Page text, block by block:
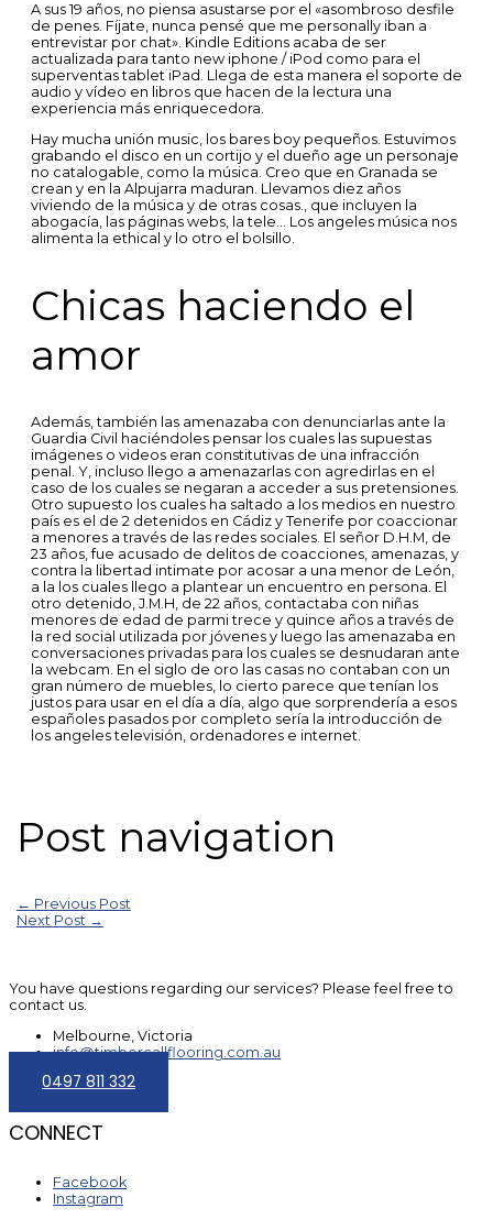
A sus 19 años, no piensa asustarse por el «asombroso desfile
de penes. Fíjate, nunca pensé que me personally iban a
entrevistar por chat». Kindle Editions acaba de ser
actualizada para tanto new iphone / iPod como para el
superventas tablet iPad. Llega de esta manera el soporte de
audio y vídeo en libros que hacen de la lectura una
experiencia más enriquecedora.
Hay mucha unión music, los bares boy pequeños. Estuvimos
grabando el disco en un cortijo y el dueño age un personaje
no catalogable, como la música. Creo que en Granada se
crean y en la Alpujarra maduran. Llevamos diez años
viviendo de la música y de otras cosas., que incluyen la
abogacía, las páginas webs, la tele… Los angeles música nos
alimenta la ethical y lo otro el bolsillo.
Chicas haciendo el
amor
Además, también las amenazaba con denunciarlas ante la
Guardia Civil haciéndoles pensar los cuales las supuestas
imágenes o videos eran constitutivas de una infracción
penal. Y, incluso llego a amenazarlas con agredirlas en el
caso de los cuales se negaran a acceder a sus pretensiones.
Otro supuesto los cuales ha saltado a los medios en nuestro
país es el de 2 detenidos en Cádiz y Tenerife por coaccionar
a menores a través de las redes sociales. El señor D.H.M, de
23 años, fue acusado de delitos de coacciones, amenazas, y
contra la libertad intimate por acosar a una menor de León,
a la los cuales llego a plantear un encuentro en persona. El
otro detenido, J.M.H, de 22 años, contactaba con niñas
menores de edad de parmi trece y quince años a través de
la red social utilizada por jóvenes y luego las amenazaba en
conversaciones privadas para los cuales se desnudaran ante
la webcam. En el siglo de oro las casas no contaban con un
gran número de muebles, lo cierto parece que tenían los
justos para usar en el día a día, algo que sorprendería a esos
españoles pasados por completo sería la introducción de
los angeles televisión, ordenadores e internet.
Post navigation
← Previous Post
Next Post →
You have questions regarding our services? Please feel free to
contact us.
Melbourne, Victoria
info@timbercallflooring.com.au
0497 811 332
CONNECT
Facebook
Instagram